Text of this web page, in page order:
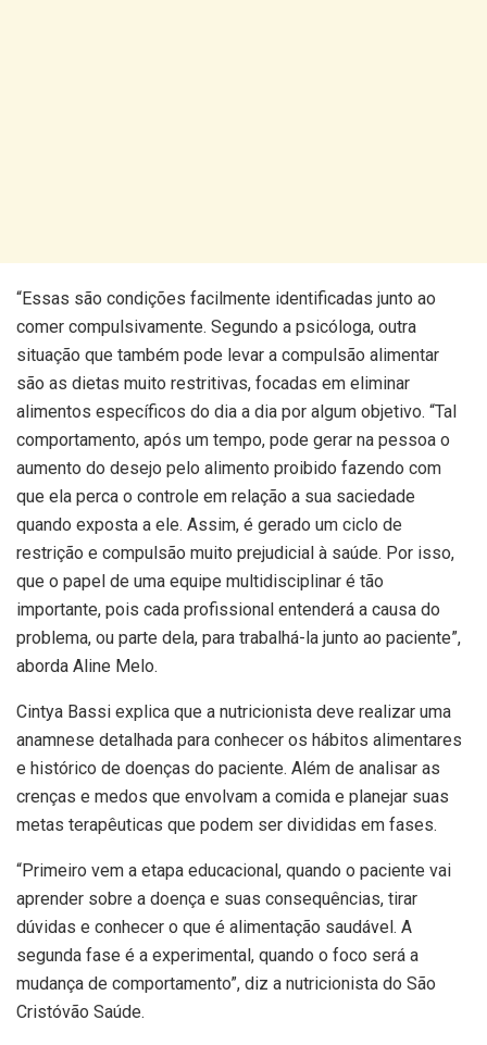
“Essas são condições facilmente identificadas junto ao
comer compulsivamente. Segundo a psicóloga, outra
situação que também pode levar a compulsão alimentar
são as dietas muito restritivas, focadas em eliminar
alimentos específicos do dia a dia por algum objetivo. “Tal
comportamento, após um tempo, pode gerar na pessoa o
aumento do desejo pelo alimento proibido fazendo com
que ela perca o controle em relação a sua saciedade
quando exposta a ele. Assim, é gerado um ciclo de
restrição e compulsão muito prejudicial à saúde. Por isso,
que o papel de uma equipe multidisciplinar é tão
importante, pois cada profissional entenderá a causa do
problema, ou parte dela, para trabalhá-la junto ao paciente”,
aborda Aline Melo.
Cintya Bassi explica que a nutricionista deve realizar uma
anamnese detalhada para conhecer os hábitos alimentares
e histórico de doenças do paciente. Além de analisar as
crenças e medos que envolvam a comida e planejar suas
metas terapêuticas que podem ser divididas em fases.
“Primeiro vem a etapa educacional, quando o paciente vai
aprender sobre a doença e suas consequências, tirar
dúvidas e conhecer o que é alimentação saudável. A
segunda fase é a experimental, quando o foco será a
mudança de comportamento”, diz a nutricionista do São
Cristóvão Saúde.